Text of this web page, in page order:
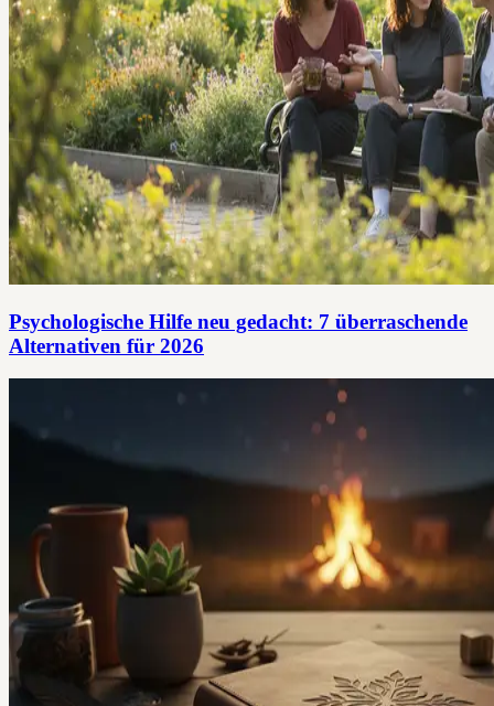
Psychologische Hilfe neu gedacht: 7 überraschende
Alternativen für 2026